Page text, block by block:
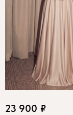
23 900 ₽